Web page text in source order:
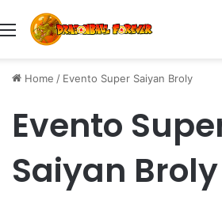
Menu
Home / Evento Super Saiyan Broly
Evento
Saiyan Broly